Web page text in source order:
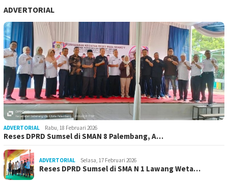
ADVERTORIAL
ADVERTORIAL Rabu, 18 Februari 2026
Reses DPRD Sumsel di SMAN 8 Palembang, A…
ADVERTORIAL Selasa, 17 Februari 2026
Reses DPRD Sumsel di SMA N 1 Lawang Weta…